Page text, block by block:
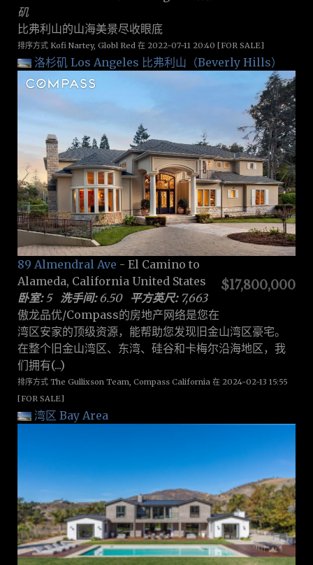
矶
比弗利山的山海美景尽收眼底
排序方式 Kofi Nartey, Globl Red 在 2022-07-11 20:40 [FOR SALE]
洛杉矶 Los Angeles 比弗利山（Beverly Hills）
$17,800,000
89 Almendral Ave - El Camino to
Alameda, California United States
卧室:5 洗手间:6.50 平方英尺:7,663
傲龙品优/Compass的房地产网络是您在
湾区安家的顶级资源，能帮助您发现旧金山湾区豪宅。
在整个旧金山湾区、东湾、硅谷和卡梅尔沿海地区，我
们拥有(...)
排序方式 The Gullixson Team, Compass California 在 2024-02-13 15:55
[FOR SALE]
湾区 Bay Area